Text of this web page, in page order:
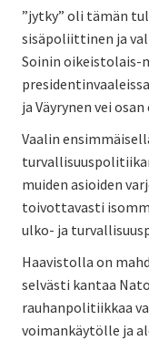
”jytky” oli tämän
sisäpoliittinen ja
Soinin
ja Väyrynen vei
Vaalin
muiden asioiden
toivottavasti
ulko- ja
Haavistolla on
selvästi kantaa
rauhanpolitiikkaa
voimankäytölle ja